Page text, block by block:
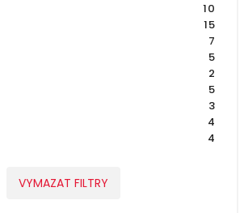
0
10
15
7
5
2
5
3
4
4
VYMAZAT FILTRY